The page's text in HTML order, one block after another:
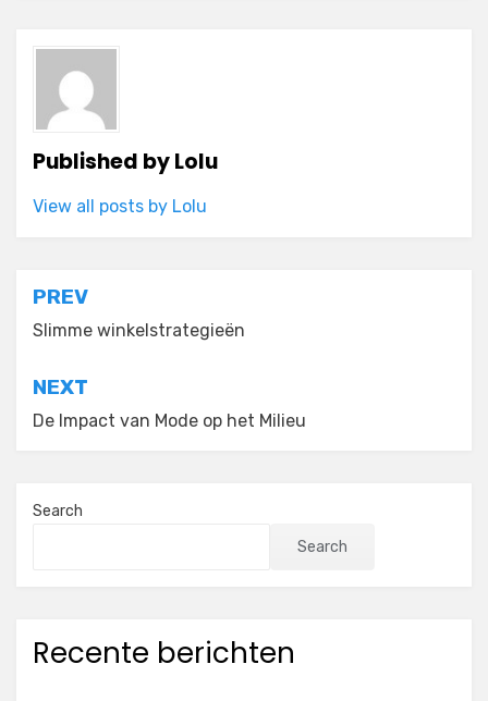
Published byLolu
View all posts by Lolu
Post
navigation
PREV
Slimme winkelstrategieën
NEXT
De Impact van Mode op het Milieu
Search
Search
Recente berichten